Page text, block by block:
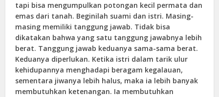
tapi bisa mengumpulkan potongan kecil permata dan
emas dari tanah. Beginilah suami dan istri. Masing-
masing memiliki tanggung jawab. Tidak bisa
dikatakan bahwa yang satu tanggung jawabnya lebih
berat. Tanggung jawab keduanya sama-sama berat.
Keduanya diperlukan. Ketika istri dalam tarik ulur
kehidupannya menghadapi beragam kegalauan,
sementara jiwanya lebih halus, maka ia lebih banyak
membutuhkan ketenangan. Ia membutuhkan